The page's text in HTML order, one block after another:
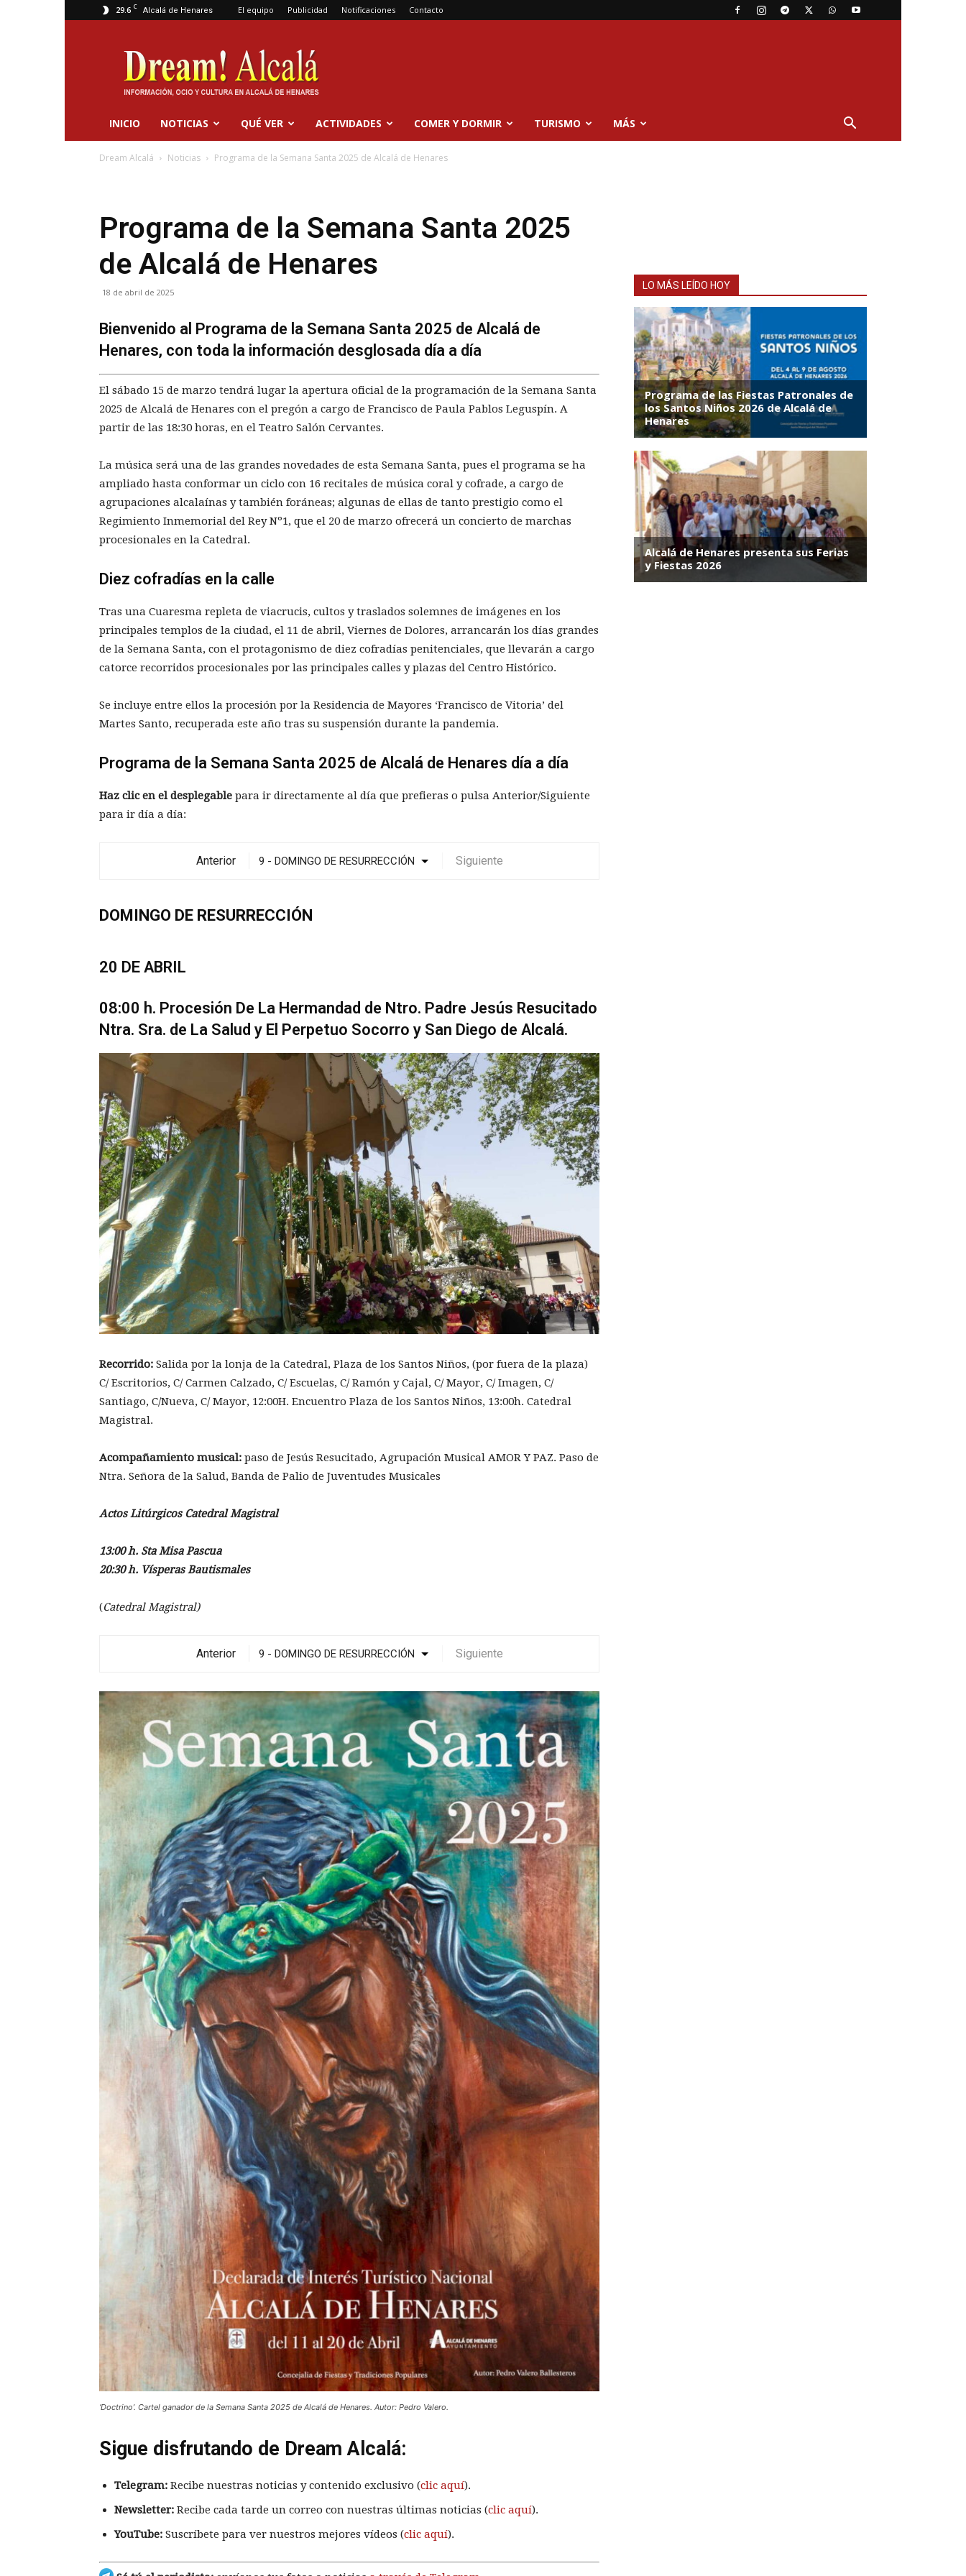
29.6 C Alcalá de Henares El equipo Publicidad Notificaciones Contacto
Dream
Alcalá
INICIO NOTICIAS QUÉ VER ACTIVIDADES COMER Y DORMIR TURISMO MÁS
Dream Alcalá Noticias Programa de la Semana Santa 2025 de Alcalá de Henares
Programa de la Semana Santa 2025
de Alcalá de Henares
18 de abril de 2025
Bienvenido al Programa de la Semana Santa 2025 de Alcalá de
Henares, con toda la información desglosada día a día
El sábado 15 de marzo tendrá lugar la apertura oficial de la programación de la Semana Santa
2025 de Alcalá de Henares con el pregón a cargo de Francisco de Paula Pablos Leguspín. A
partir de las 18:30 horas, en el Teatro Salón Cervantes.
La música será una de las grandes novedades de esta Semana Santa, pues el programa se ha
ampliado hasta conformar un ciclo con 16 recitales de música coral y cofrade, a cargo de
agrupaciones alcalaínas y también foráneas; algunas de ellas de tanto prestigio como el
Regimiento Inmemorial del Rey Nº1, que el 20 de marzo ofrecerá un concierto de marchas
procesionales en la Catedral.
Diez cofradías en la calle
Tras una Cuaresma repleta de viacrucis, cultos y traslados solemnes de imágenes en los
principales templos de la ciudad, el 11 de abril, Viernes de Dolores, arrancarán los días grandes
de la Semana Santa, con el protagonismo de diez cofradías penitenciales, que llevarán a cargo
catorce recorridos procesionales por las principales calles y plazas del Centro Histórico.
Se incluye entre ellos la procesión por la Residencia de Mayores ‘Francisco de Vitoria’ del
Martes Santo, recuperada este año tras su suspensión durante la pandemia.
Programa de la Semana Santa 2025 de Alcalá de Henares día a día
Haz clic en el desplegable para ir directamente al día que prefieras o pulsa Anterior/Siguiente
para ir día a día:
Anterior Siguiente
DOMINGO DE RESURRECCIÓN
20 DE ABRIL
08:00 h. Procesión De La Hermandad de Ntro. Padre Jesús Resucitado
Ntra. Sra. de La Salud y El Perpetuo Socorro y San Diego de Alcalá.
Recorrido: Salida por la lonja de la Catedral, Plaza de los Santos Niños, (por fuera de la plaza)
C/ Escritorios, C/ Carmen Calzado, C/ Escuelas, C/ Ramón y Cajal, C/ Mayor, C/ Imagen, C/
Santiago, C/Nueva, C/ Mayor, 12:00H. Encuentro Plaza de los Santos Niños, 13:00h. Catedral
Magistral.
Acompañamiento musical: paso de Jesús Resucitado, Agrupación Musical AMOR Y PAZ. Paso de
Ntra. Señora de la Salud, Banda de Palio de Juventudes Musicales
Actos Litúrgicos Catedral Magistral
13:00 h. Sta Misa Pascua
20:30 h. Vísperas Bautismales
(Catedral Magistral)
Anterior Siguiente
‘Doctrino’. Cartel ganador de la Semana Santa 2025 de Alcalá de Henares. Autor: Pedro Valero.
Sigue disfrutando de Dream Alcalá:
Telegram: Recibe nuestras noticias y contenido exclusivo (clic aquí).
Newsletter: Recibe cada tarde un correo con nuestras últimas noticias (clic aquí).
YouTube: Suscríbete para ver nuestros mejores vídeos (clic aquí).
LO MÁS LEÍDO HOY